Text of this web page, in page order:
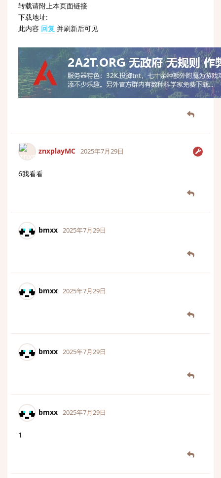
转载请附上本页面链接
下载地址:
此内容 回复 并刷新后可见
znxplayMC 2025年7月29日
6我看看
bmxx 2025年7月29日
bmxx 2025年7月29日
bmxx 2025年7月29日
bmxx 2025年7月29日
1